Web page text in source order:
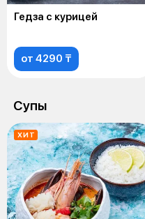
Гедза с курицей
от 4290 ₸
Супы
ХИТ